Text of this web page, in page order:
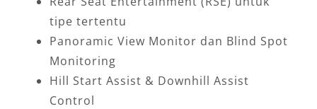
tipe tertentu
Panoramic View Monitor dan Blind Spot
Monitoring
Hill Start Assist & Downhill Assist
Control